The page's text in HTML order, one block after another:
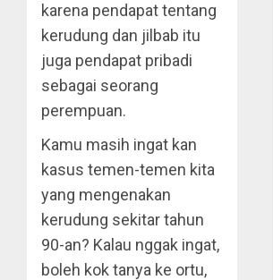
karena pendapat tentang
kerudung dan jilbab itu
juga pendapat pribadi
sebagai seorang
perempuan.
Kamu masih ingat kan
kasus temen-temen kita
yang mengenakan
kerudung sekitar tahun
90-an? Kalau nggak ingat,
boleh kok tanya ke ortu,